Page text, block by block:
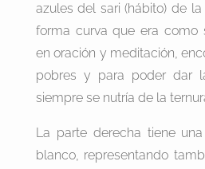
azules del sari (hábito) de
forma curva que era como
en oración y meditación,
pobres y para poder dar
siempre se nutría de la
La parte derecha tiene
blanco, representando